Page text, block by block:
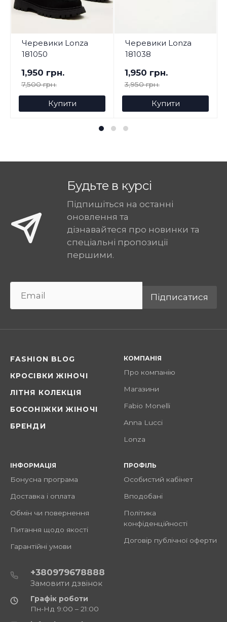
Черевики Lonza
181050
1,950 грн.
7,500 грн.
Купити
Черевики Lonza
181038
1,950 грн.
3,950 грн.
Купити
Будьте в курсі
Підпишіться на останні
оновлення та
дізнавайтеся про новинки та
спеціальні пропозиції
першими.
Підписатися
FASHION BLOG
КРОСІВКИ ЖІНОЧІ
ЛІТНЯ КОЛЕКЦІЯ
БОСОНІЖКИ ЖІНОЧІ
БРЕНДИ
КОМПАНІЯ
Про компанію
Магазини
Fabio Monelli
Anna Lucci
Lonza
ІНФОРМАЦІЯ
Бонусна програма
Доставка і оплата
Обмін чи повернення
Питання щодо якості
Гарантійні умови
ПРОФІЛЬ
Особистий кабінет
Вподобані
Політика
конфіденційності
Договір публічної оферти
+380979678888
Замовити дзвінок
Графік роботи
Пн-Нд 9:00 – 21:00